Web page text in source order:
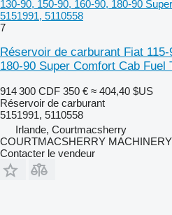
130-90, 150-90, 160-90, 180-90
5151991, 5110558
7
Réservoir de carburant Fiat
180-90 Super Comfort Cab Fuel
914 300 CDF 350 € ≈ 404,40 $US
Réservoir de carburant
5151991, 5110558
Irlande, Courtmacsherry
COURTMACSHERRY
Contacter le vendeur